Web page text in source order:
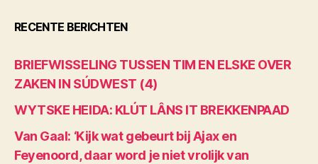
RECENTE BERICHTEN
BRIEFWISSELING TUSSEN TIM EN ELSKE OVER
ZAKEN IN SÚDWEST (4)
WYTSKE HEIDA: KLÚT LÂNS IT BREKKENPAAD
Van Gaal: ‘Kijk wat gebeurt bij Ajax en
Feyenoord, daar word je niet vrolijk van